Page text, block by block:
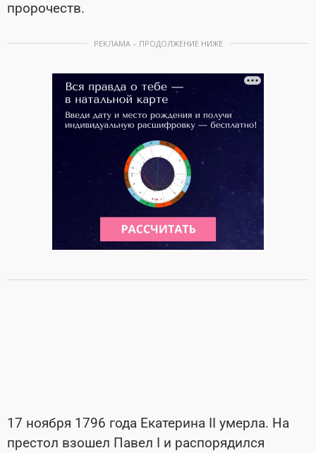
пророчеств.
РЕКЛАМА – ПРОДОЛЖЕНИЕ НИЖЕ
17 ноября 1796 года Екатерина II умерла. На
престол взошел Павел I и распорядился